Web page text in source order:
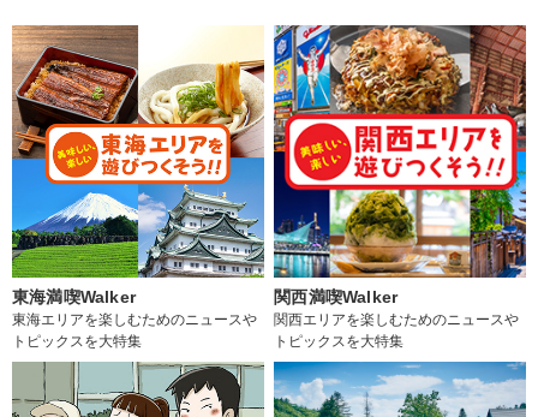
東海満喫Walker
東海エリアを楽しむためのニュースや
トピックスを大特集
関西満喫Walker
関西エリアを楽しむためのニュースや
トピックスを大特集